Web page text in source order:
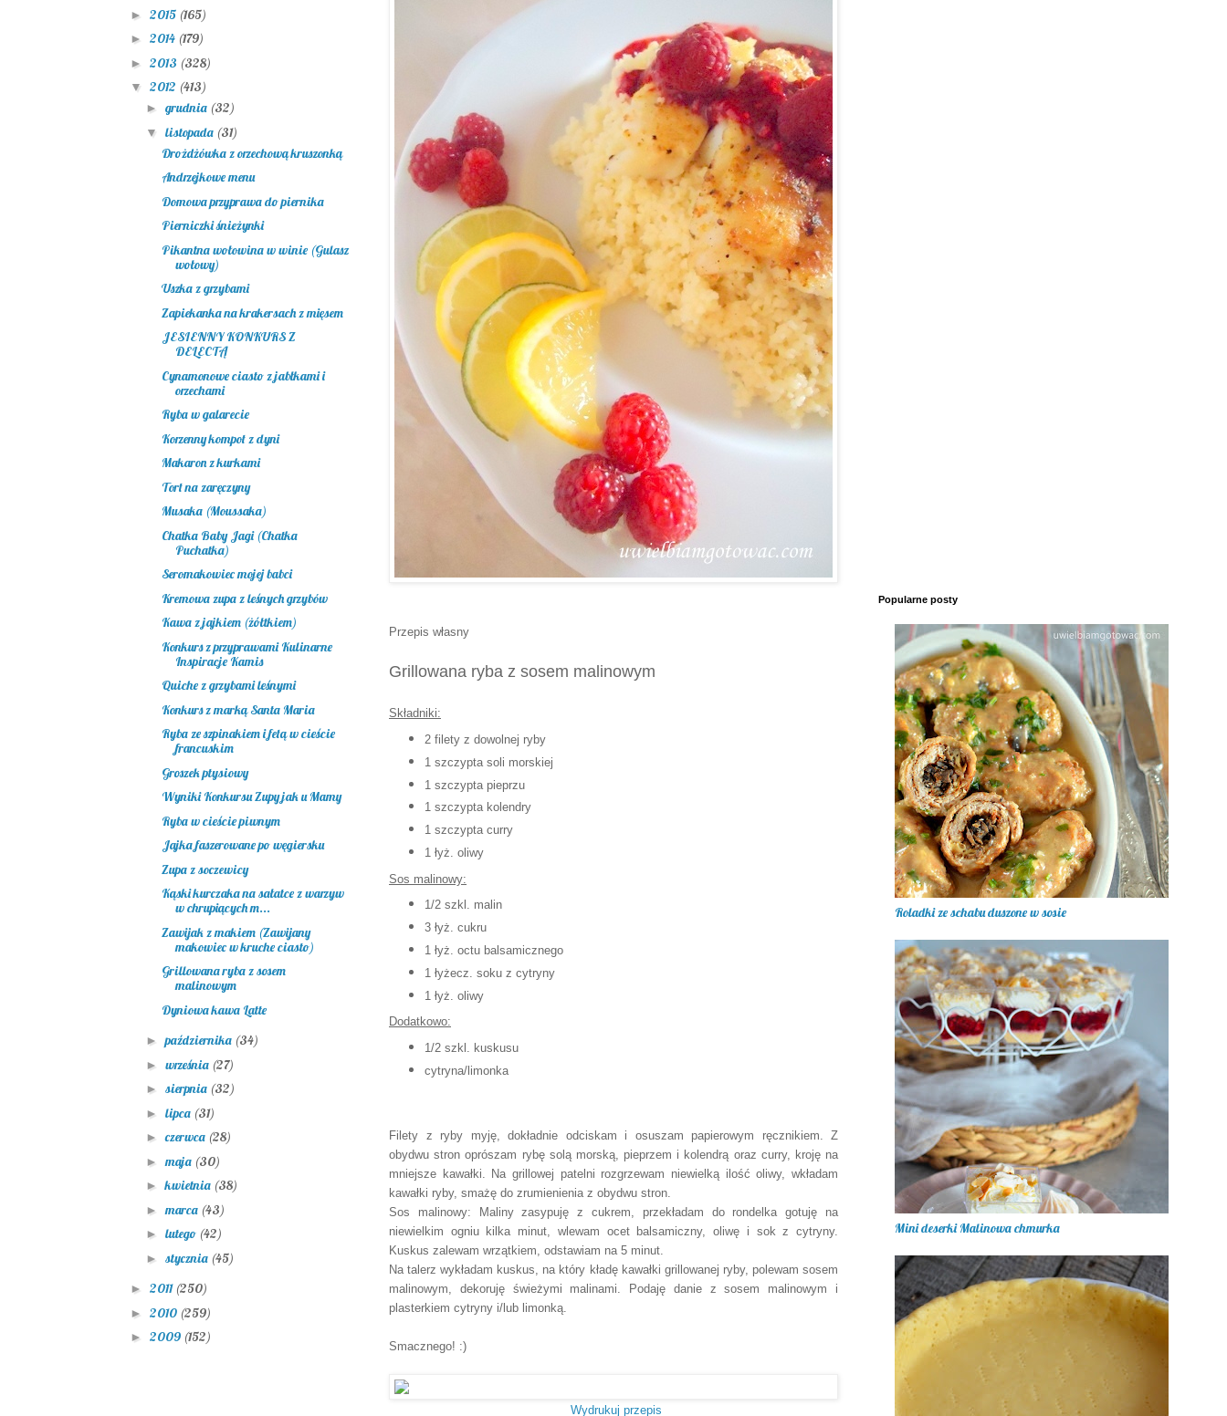
Przepis własny
Grillowana ryba z sosem malinowym
Składniki:
2 filety z dowolnej ryby
1 szczypta soli morskiej
1 szczypta pieprzu
1 szczypta kolendry
1 szczypta curry
1 łyż. oliwy
Sos malinowy:
1/2 szkl. malin
3 łyż. cukru
1 łyż. octu balsamicznego
1 łyżecz. soku z cytryny
1 łyż. oliwy
Dodatkowo:
1/2 szkl. kuskusu
cytryna/limonka
Filety z ryby myję, dokładnie odciskam i osuszam papierowym ręcznikiem. Z
obydwu stron oprószam rybę solą morską, pieprzem i kolendrą oraz curry, kroję na
mniejsze kawałki. Na grillowej patelni rozgrzewam niewielką ilość oliwy, wkładam
kawałki ryby, smażę do zrumienienia z obydwu stron.
Sos malinowy: Maliny zasypuję z cukrem, przekładam do rondelka gotuję na
niewielkim ogniu kilka minut, wlewam ocet balsamiczny, oliwę i sok z cytryny.
Kuskus zalewam wrzątkiem, odstawiam na 5 minut.
Na talerz wykładam kuskus, na który kładę kawałki grillowanej ryby, polewam sosem
malinowym, dekoruję świeżymi malinami. Podaję danie z sosem malinowym i
plasterkiem cytryny i/lub limonką.
Smacznego! :)
Wydrukuj przepis
► 2015 (165)
► 2014 (179)
► 2013 (328)
▼ 2012 (413)
► grudnia (32)
▼ listopada (31)
Drożdżówka z orzechową kruszonką
Andrzejkowe menu
Domowa przyprawa do piernika
Pierniczki śnieżynki
Pikantna wołowina w winie (Gulasz
wołowy)
Uszka z grzybami
Zapiekanka na krakersach z mięsem
JESIENNY KONKURS Z
DELECTĄ
Cynamonowe ciasto z jabłkami i
orzechami
Ryba w galarecie
Korzenny kompot z dyni
Makaron z kurkami
Tort na zaręczyny
Musaka (Moussaka)
Chatka Baby Jagi (Chatka
Puchatka)
Seromakowiec mojej babci
Kremowa zupa z leśnych grzybów
Kawa z jajkiem (żółtkiem)
Konkurs z przyprawami Kulinarne
Inspiracje Kamis
Quiche z grzybami leśnymi
Konkurs z marką Santa Maria
Ryba ze szpinakiem i fetą w cieście
francuskim
Groszek ptysiowy
Wyniki Konkursu Zupy jak u Mamy
Ryba w cieście piwnym
Jajka faszerowane po węgiersku
Zupa z soczewicy
Kąski kurczaka na sałatce z warzyw
w chrupiących m...
Zawijak z makiem (Zawijany
makowiec w kruche ciasto)
Grillowana ryba z sosem
malinowym
Dyniowa kawa Latte
►października (34)
► września (27)
► sierpnia (32)
► lipca (31)
►czerwca (28)
► maja (30)
►kwietnia (38)
► marca (43)
► lutego (42)
► stycznia (45)
► 2011 (250)
► 2010 (259)
► 2009 (152)
Popularne posty
Roladki ze schabu duszone w sosie
Mini deserki Malinowa chmurka